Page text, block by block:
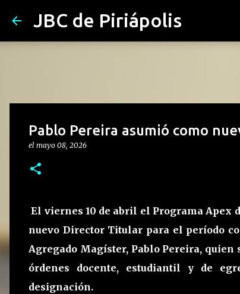
JBC de Piriápolis
Pablo Pereira asumió como
el mayo 08, 2026
El viernes 10 de abril el Programa Apex
nuevo Director Titular para el período
Agregado Magíster, Pablo Pereira, quien
órdenes docente, estudiantil y de
designación.